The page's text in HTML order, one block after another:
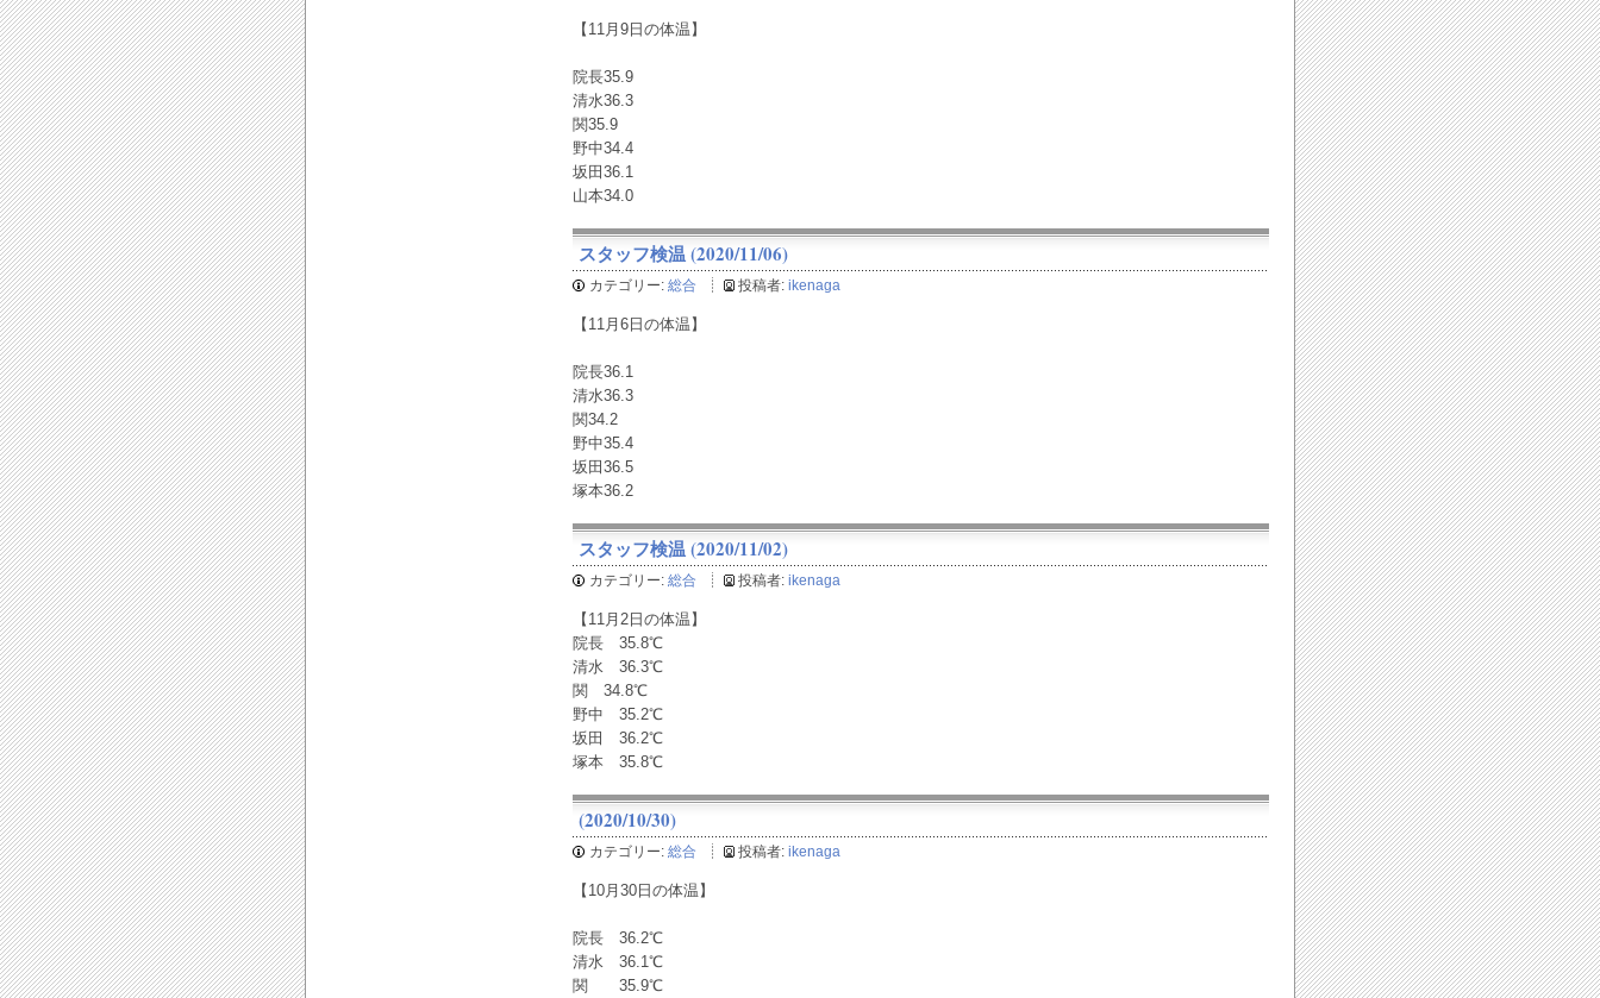
【11月9日の体温】
院長35.9
清水36.3
関35.9
野中34.4
坂田36.1
山本34.0
スタッフ検温 (2020/11/06)
カテゴリー: 総合 投稿者: ikenaga
【11月6日の体温】
院長36.1
清水36.3
関34.2
野中35.4
坂田36.5
塚本36.2
スタッフ検温 (2020/11/02)
カテゴリー: 総合 投稿者: ikenaga
【11月2日の体温】
院長 35.8℃
清水 36.3℃
関 34.8℃
野中 35.2℃
坂田 36.2℃
塚本 35.8℃
(2020/10/30)
カテゴリー: 総合 投稿者: ikenaga
【10月30日の体温】
院長 36.2℃
清水 36.1℃
関 35.9℃